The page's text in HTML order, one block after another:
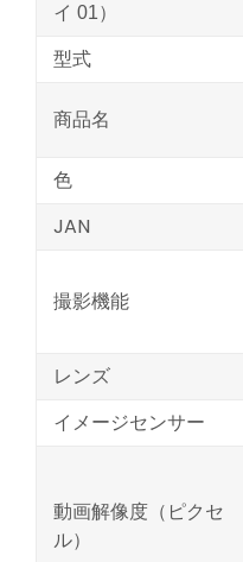
イ 01）
型式
商品名
色
JAN
撮影機能
レンズ
イメージセンサー
動画解像度（ピクセ
ル）